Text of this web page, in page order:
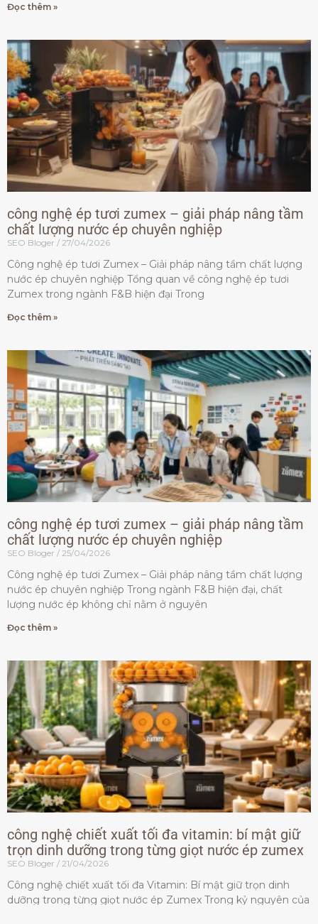
Đọc thêm »
công nghệ ép tươi zumex – giải pháp nâng tầm
chất lượng nước ép chuyên nghiệp
SEO Bloger 27/04/2026
Công nghệ ép tươi Zumex – Giải pháp nâng tầm chất lượng
nước ép chuyên nghiệp Tổng quan về công nghệ ép tươi
Zumex trong ngành F&B hiện đại Trong
Đọc thêm »
công nghệ ép tươi zumex – giải pháp nâng tầm
chất lượng nước ép chuyên nghiệp
SEO Bloger 25/04/2026
Công nghệ ép tươi Zumex – Giải pháp nâng tầm chất lượng
nước ép chuyên nghiệp Trong ngành F&B hiện đại, chất
lượng nước ép không chỉ nằm ở nguyên
Đọc thêm »
công nghệ chiết xuất tối đa vitamin: bí mật giữ
trọn dinh dưỡng trong từng giọt nước ép zumex
SEO Bloger 21/04/2026
Công nghệ chiết xuất tối đa Vitamin: Bí mật giữ trọn dinh
dưỡng trong từng giọt nước ép Zumex Trong kỷ nguyên của